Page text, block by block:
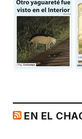
EN EL